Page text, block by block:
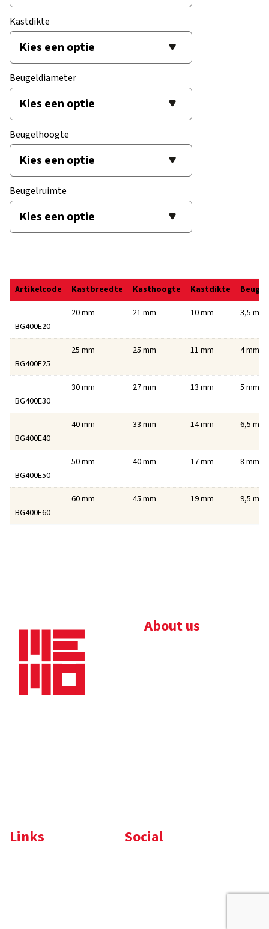
Kastdikte
Beugeldiameter
Beugelhoogte
Beugelruimte
Artikelcode Kastbreedte Kasthoogte Kastdikte
BG400E20
20 mm 21 mm 10 mm 3,5 mm
BG400E25
25 mm 25 mm 11 mm 4 mm
BG400E30
30 mm 27 mm 13 mm 5 mm
BG400E40
40 mm 33 mm 14 mm 6,5 mm
BG400E50
50 mm 40 mm 17 mm 8 mm
BG400E60
60 mm 45 mm 19 mm 9,5 mm
About us
Links Social